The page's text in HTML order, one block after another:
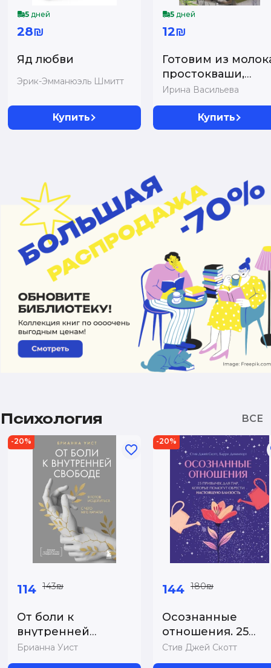
5 дней
28₪
Яд любви
Эрик-Эмманюэль Шмитт
Купить
5 дней
12₪
Готовим из
простокваши,
творога, йогурта.
Ирина Васильева
Купить
Психология
-20%
114 143₪
От боли к
внутренней
свободе. Я готов
исцелиться. ...
Брианна Уист
-20%
144 180₪
Осознанные
отношения. 25
привычек для пар
которые ...
Стив Джей Скотт